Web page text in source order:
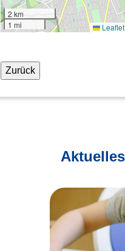
2 km
1 mi
Leaflet
Zurück
Aktueller